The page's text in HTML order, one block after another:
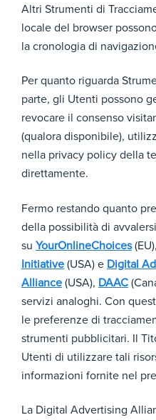
hnol
ogie
s/typ
://su
ppor
t.go
ogle.
com/
adw
ords/
254
906
3?
hl=it
&aut
huse
r=0
Altri Strumenti di
locale del browser
la cronologia di
Per quanto riguarda
parte, gli Utenti possono
revocare il consenso
(qualora disponibile),
nella privacy policy della
direttamente.
Fermo restando quanto
della possibilità di
su YourOnlineChoices(EU),
Initiative (USA) e Digital
Alliance (USA), DAAC
servizi analoghi. Con
le preferenze di
strumenti pubblicitari. Il
Utenti di utilizzare tali
informazioni fornite nel
La Digital Advertising